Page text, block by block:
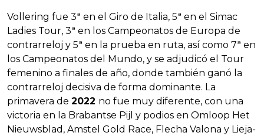
Vollering fue 3ª en el Giro de Italia, 5ª en el Simac
Ladies Tour, 3ª en los Campeonatos de Europa de
contrarreloj y 5ª en la prueba en ruta, así como 7ª en
los Campeonatos del Mundo, y se adjudicó el Tour
femenino a finales de año, donde también ganó la
contrarreloj decisiva de forma dominante. La
primavera de 2022 no fue muy diferente, con una
victoria en la Brabantse Pijl y podios en Omloop Het
Nieuwsblad, Amstel Gold Race, Flecha Valona y Lieja-